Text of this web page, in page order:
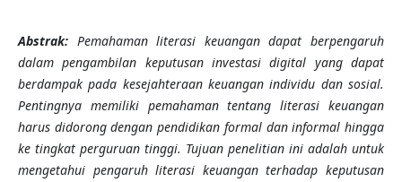
Abstrak: Pemahaman literasi keuangan dapat berpengaruh
dalam pengambilan keputusan investasi digital yang dapat
berdampak pada kesejahteraan keuangan individu dan sosial.
Pentingnya memiliki pemahaman tentang literasi keuangan
harus didorong dengan pendidikan formal dan informal hingga
ke tingkat perguruan tinggi. Tujuan penelitian ini adalah untuk
mengetahui pengaruh literasi keuangan terhadap keputusan